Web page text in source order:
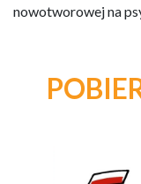
nowotworowej na